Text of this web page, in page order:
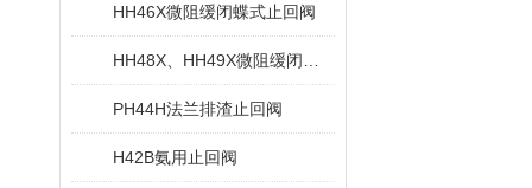
HH46X微阻缓闭蝶式止回阀
PH44H法兰排渣止回阀
H42B氨用止回阀